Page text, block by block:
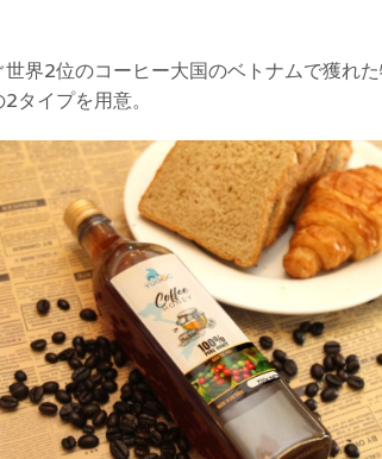
界2位のコーヒー大国のベトナムで獲れ
イプを用意。